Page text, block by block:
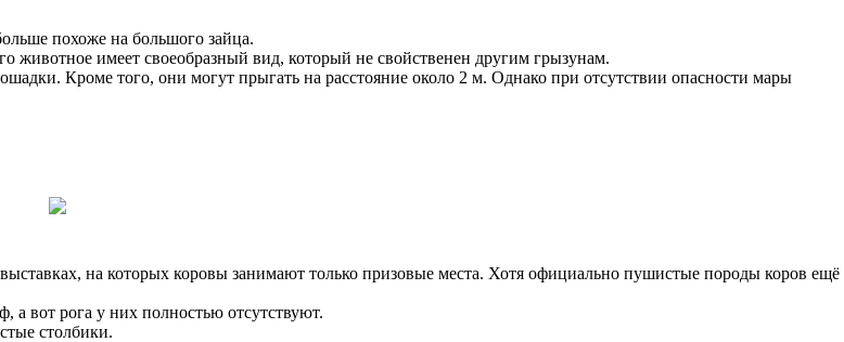
похоже на большого зайца.
животное имеет своеобразный вид, который не свойственен другим грызунам.
Кроме того, они могут прыгать на расстояние около 2 м. Однако при отсутствии опасности мары
на которых коровы занимают только призовые места. Хотя официально пушистые породы коров ещё
вот рога у них полностью отсутствуют.
столбики.